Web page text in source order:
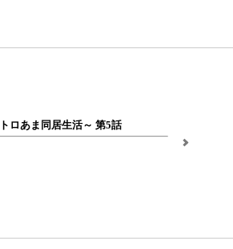
ロあま同居生活～ 第5話